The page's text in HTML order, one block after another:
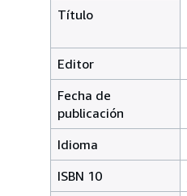
Título
Editor
Fecha de
publicación
Idioma
ISBN 10